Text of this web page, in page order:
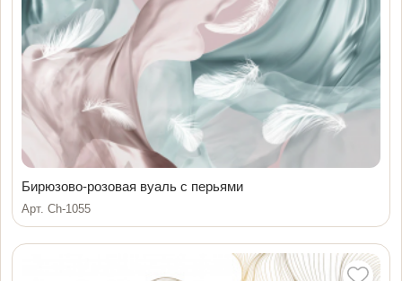
Бирюзово-розовая вуаль с перьями
Арт. Ch-1055